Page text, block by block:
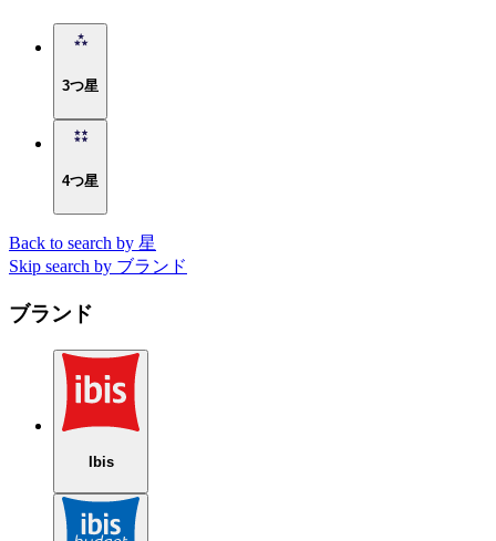
3つ星
4つ星
Back to search by 星
Skip search by ブランド
ブランド
Ibis